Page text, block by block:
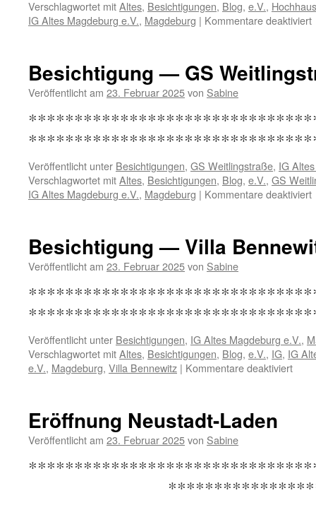
Verschlagwortet mitAltes, Besichtigungen, Blog, e.V.,
IG Altes Magdeburg e.V., Magdeburg | Kommentare deaktiviert
Besichtigung — GS
Veröffentlicht am 23. Februar 2025von Sabine
Veröffentlicht unter Besichtigungen, GS Weitlingstraße, IG
Verschlagwortet mitAltes, Besichtigungen, Blog, e.V., GS
IG Altes Magdeburg e.V., Magdeburg | Kommentare deaktiviert
Besichtigung — Villa
Veröffentlicht am 23. Februar 2025von Sabine
Veröffentlicht unter Besichtigungen, IG Altes Magdeburg e.V.,
Verschlagwortet mitAltes, Besichtigungen, Blog, e.V., IG, IG
e.V., Magdeburg, Villa Bennewitz | Kommentare deaktiviertfür
Eröffnung Neustadt-Laden
Veröffentlicht am 23. Februar 2025von Sabine